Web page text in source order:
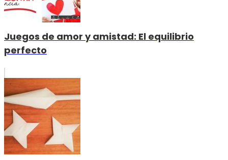
Juegos de amor y amistad: El equilibrio
perfecto